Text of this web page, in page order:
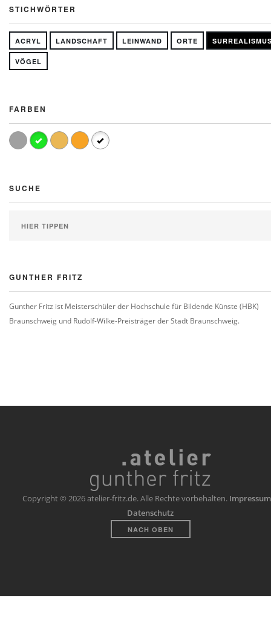
STICHWÖRTER
ACRYL LANDSCHAFT LEINWAND ORTE
VÖGEL
FARBEN
SUCHE
GUNTHER FRITZ
Gunther Fritz ist Meisterschüler der Hochschule für Bildende Künste (HBK)
Braunschweig und Rudolf-Wilke-Preisträger der Stadt Braunschweig.
Copyright © 2026 atelier-fritz.de. Alle Rechte vorbehalten.
Datenschutz
NACH OBEN